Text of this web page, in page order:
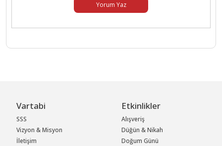
Yorum Yaz
Vartabi
SSS
Vizyon & Misyon
İletişim
Etkinlikler
Alışveriş
Düğün & Nikah
Doğum Günü